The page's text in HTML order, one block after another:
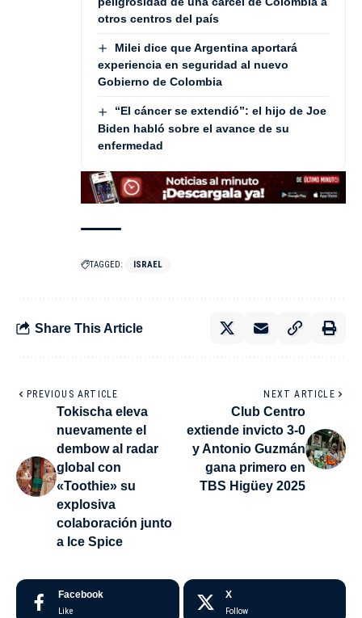
otros centros del país
Milei dice que Argentina aportará
experiencia en seguridad al nuevo
Gobierno de Colombia
“El cáncer se extendió”: el hijo de Joe
Biden habló sobre el avance de su
enfermedad
TAGGED: ISRAEL
Share This Article
PREVIOUS ARTICLE
Tokischa eleva
nuevamente el
dembow al radar
global con
«Toothie» su
explosiva
colaboración junto
a Ice Spice
NEXT ARTICLE
Club Centro
extiende invicto 3-0
y Antonio Guzmán
gana primero en
TBS Higüey 2025
Facebook
Like
X
Follow